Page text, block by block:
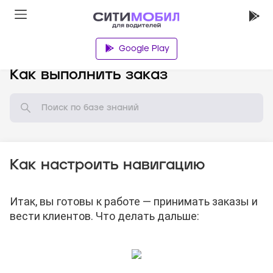
Google Play
Как выполнить заказ
Как настроить навигацию
Итак, вы готовы к работе — принимать заказы и
вести клиентов. Что делать дальше: